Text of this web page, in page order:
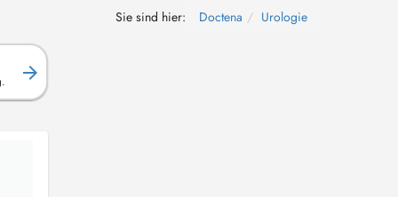
Sie sind hier: Doctena Urologie